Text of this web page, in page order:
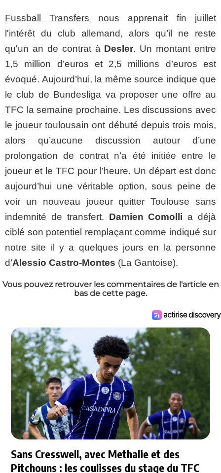
Fussball Transfers nous apprenait fin juillet
l'intérêt du club allemand, alors qu’il ne reste
qu'un an de contrat à Desler. Un montant entre
1,5 million d’euros et 2,5 millions d’euros est
évoqué. Aujourd’hui, la même source indique que
le club de Bundesliga va proposer une offre au
TFC la semaine prochaine. Les discussions avec
le joueur toulousain ont débuté depuis trois mois,
alors qu’aucune discussion autour d’une
prolongation de contrat n’a été initiée entre le
joueur et le TFC pour l’heure. Un départ est donc
aujourd’hui une véritable option, sous peine de
voir un nouveau joueur quitter Toulouse sans
indemnité de transfert. Damien Comolli a déjà
ciblé son potentiel remplaçant comme indiqué sur
notre site il y a quelques jours en la personne
d’Alessio Castro-Montes (La Gantoise).
Vous pouvez retrouver les commentaires de l'article en
bas de cette page.
Sans Cresswell, avec Methalie et des
Pitchouns : les coulisses du stage du TFC